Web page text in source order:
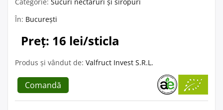
În: București
Preț: 16 lei/sticla
Produs și vândut de: Valfruct Invest S.R.L.
Comandă